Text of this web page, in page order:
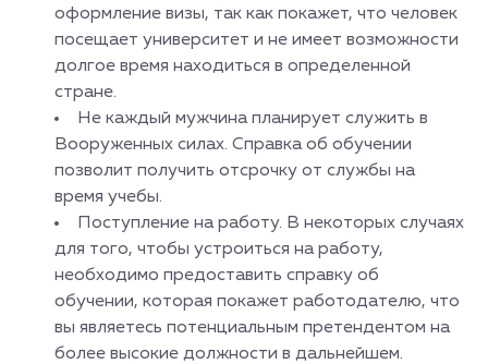
оформление визы, так как покажет, что человек
посещает университет и не имеет возможности
долгое время находиться в определенной
стране.
Не каждый мужчина планирует служить в
Вооруженных силах. Справка об обучении
позволит получить отсрочку от службы на
время учебы.
Поступление на работу. В некоторых случаях
для того, чтобы устроиться на работу,
необходимо предоставить справку об
обучении, которая покажет работодателю, что
вы являетесь потенциальным претендентом на
более высокие должности в дальнейшем.